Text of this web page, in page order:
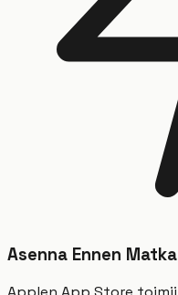
Asenna Ennen